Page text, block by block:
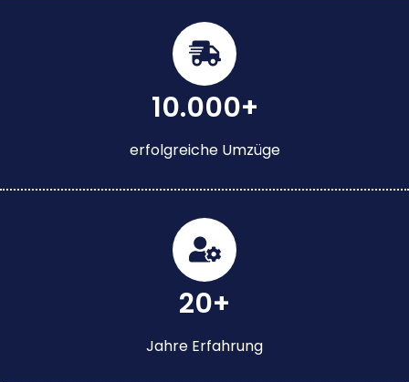
10.000+
erfolgreiche Umzüge
20+
Jahre Erfahrung